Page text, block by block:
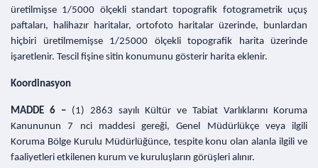
üretilmişse 1/5000 ölçekli standart topografik fotogrametrik uçuş
paftaları, halihazır haritalar, ortofoto haritalar üzerinde, bunlardan
hiçbiri üretilmemişse 1/25000 ölçekli topografik harita üzerinde
işaretlenir. Tescil fişine sitin konumunu gösterir harita eklenir.
Koordinasyon
MADDE 6 – (1) 2863 sayılı Kültür ve Tabiat Varlıklarını Koruma
Kanununun 7 nci maddesi gereği, Genel Müdürlükçe veya ilgili
Koruma Bölge Kurulu Müdürlüğünce, tespite konu olan alanla ilgili ve
faaliyetleri etkilenen kurum ve kuruluşların görüşleri alınır.